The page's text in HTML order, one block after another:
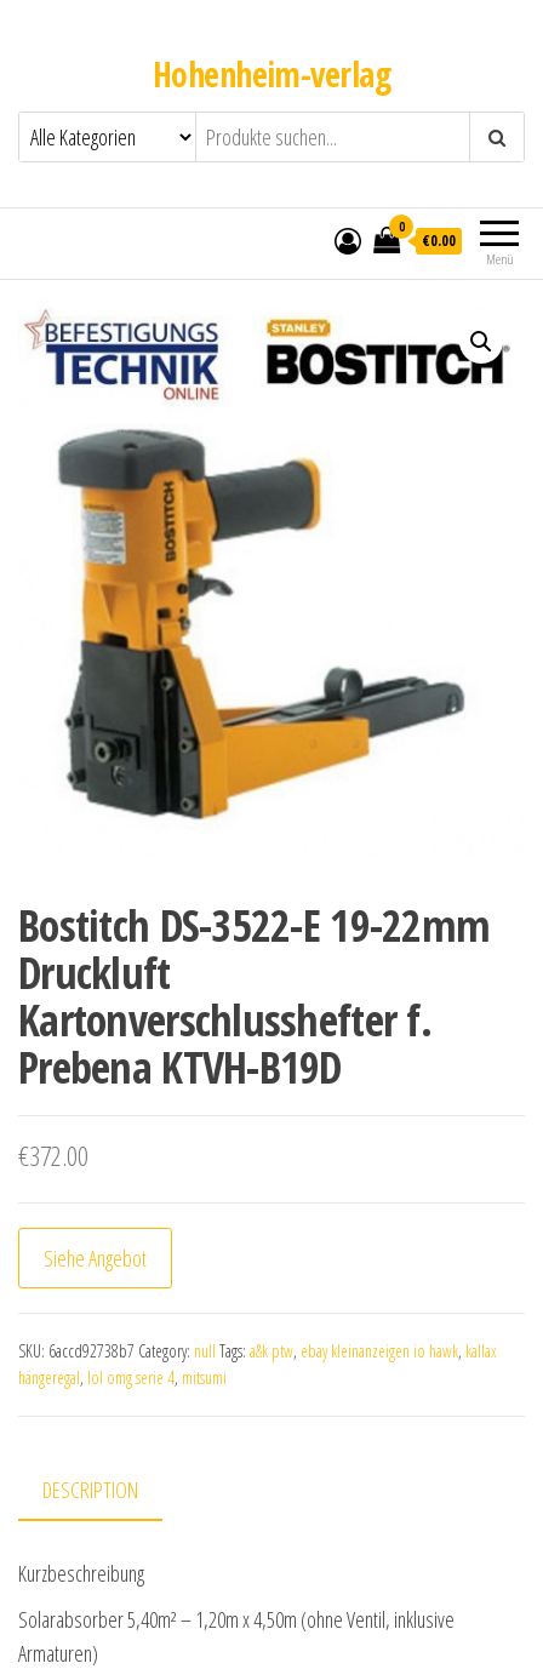
Hohenheim-verlag
Menü
0
€0.00
Bostitch DS-3522-E 19-22mm
Druckluft
Kartonverschlusshefter f.
Prebena KTVH-B19D
€372.00
Siehe Angebot
SKU: 6accd92738b7 Category: null Tags: a&k ptw, ebay kleinanzeigen io hawk, kallax
hängeregal, lol omg serie 4, mitsumi
DESCRIPTION
Kurzbeschreibung
Solarabsorber 5,40m² – 1,20m x 4,50m (ohne Ventil, inklusive
Armaturen)